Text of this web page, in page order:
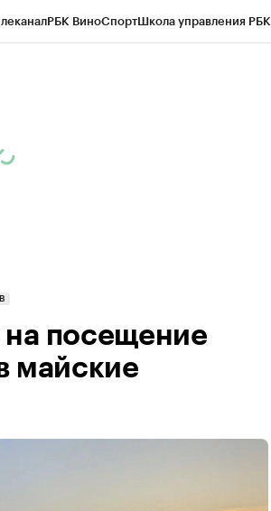
РБК ВиноСпортШкола управления РБК
посещение
майские